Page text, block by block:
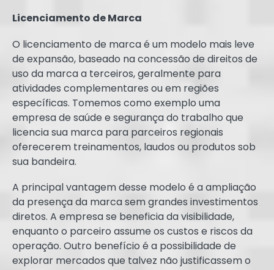
Licenciamento de Marca
O licenciamento de marca é um modelo mais leve
de expansão, baseado na concessão de direitos de
uso da marca a terceiros, geralmente para
atividades complementares ou em regiões
específicas. Tomemos como exemplo uma
empresa de saúde e segurança do trabalho que
licencia sua marca para parceiros regionais
oferecerem treinamentos, laudos ou produtos sob
sua bandeira.
A principal vantagem desse modelo é a ampliação
da presença da marca sem grandes investimentos
diretos. A empresa se beneficia da visibilidade,
enquanto o parceiro assume os custos e riscos da
operação. Outro benefício é a possibilidade de
explorar mercados que talvez não justificassem o